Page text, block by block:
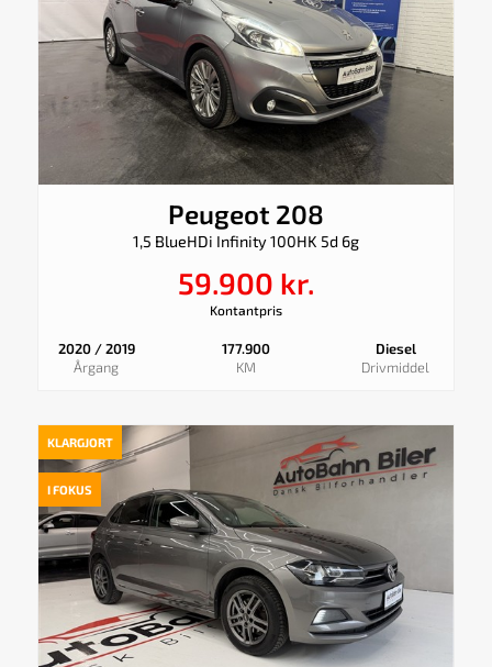
Peugeot 208
1,5 BlueHDi Infinity 100HK 5d 6g
59.900 kr.
Kontantpris
2020 / 2019
Årgang
177.900
KM
Diesel
Drivmiddel
KLARGJORT
I FOKUS